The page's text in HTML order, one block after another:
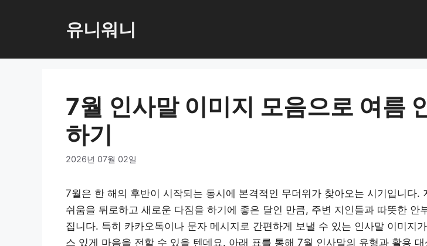
로
유니워니
7월 인사말 이미지 모음으로 여름
하기
2026년 07월 02일
7월은 한 해의 후반이 시작되는 동시에 본격적인 무더위가 찾아오는 시기입니다.
쉬움을 뒤로하고 새로운 다짐을 하기에 좋은 달인 만큼, 주변 지인들과 따뜻한 안
집니다. 특히 카카오톡이나 문자 메시지로 간편하게 보낼 수 있는 인사말 이미지
스 있게 마음을 전할 수 있을 텐데요. 아래 표를 통해 7월 인사말의 유형과 활용 대